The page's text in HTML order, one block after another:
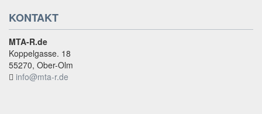
KONTAKT
MTA-R.de
Koppelgasse. 18
55270, Ober-Olm
info@mta-r.de